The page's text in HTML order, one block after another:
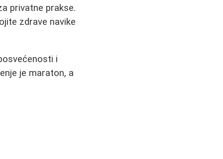
privatne prakse.
zdrave navike
i
je maraton, a